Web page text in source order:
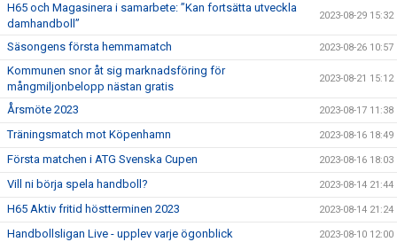
H65 och Magasinera i samarbete: ”Kan fortsätta utveckla
damhandboll”
2023-08-29 15:32
Säsongens första hemmamatch 2023-08-26 10:57
Kommunen snor åt sig marknadsföring för
mångmiljonbelopp nästan gratis
2023-08-21 15:12
Årsmöte 2023 2023-08-17 11:38
Träningsmatch mot Köpenhamn 2023-08-16 18:49
Första matchen i ATG Svenska Cupen 2023-08-16 18:03
Vill ni börja spela handboll? 2023-08-14 21:44
H65 Aktiv fritid höstterminen 2023 2023-08-14 21:24
Handbollsligan Live - upplev varje ögonblick 2023-08-10 12:00